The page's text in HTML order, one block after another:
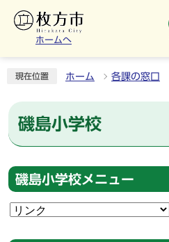
ホームへ
現在位置 ホーム 各課の窓口
磯島小学校
磯島小学校メニュー